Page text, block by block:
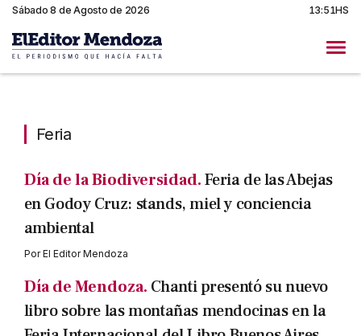
Sábado 8 de Agosto de 2026 13:51HS
Feria
Día de la Biodiversidad.Feria de las Abejas
en Godoy Cruz: stands, miel y conciencia
ambiental
PorEl Editor Mendoza
Día de Mendoza. Chanti presentó su nuevo
libro sobre las montañas mendocinas en la